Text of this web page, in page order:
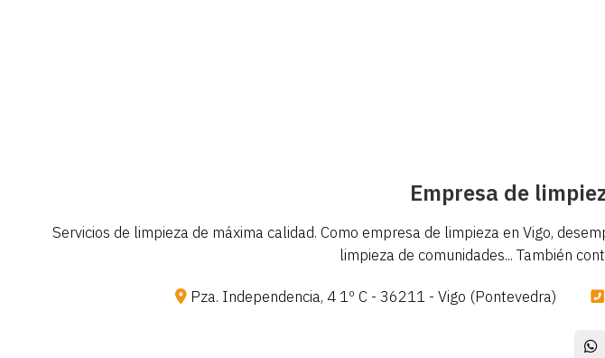
Empresa de
Servicios de limpieza de máxima calidad. Como empresa de limpieza en Vigo,
limpieza de comunidades... También
Pza. Independencia, 4 1º C - 36211 - Vigo (Pontevedra)